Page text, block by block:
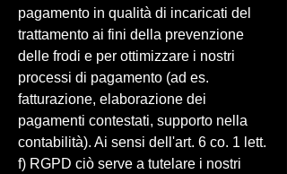
pagamento in qualità di incaricati del
trattamento ai fini della prevenzione
delle frodi e per ottimizzare i nostri
processi di pagamento (ad es.
fatturazione, elaborazione dei
pagamenti contestati, supporto nella
contabilità). Ai sensi dell'art. 6 co. 1 lett.
f) RGPD ciò serve a tutelare i nostri